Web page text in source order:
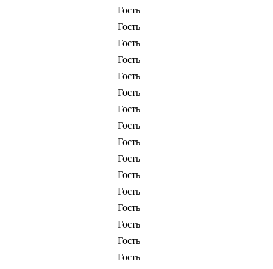
Гость
Гость
Гость
Гость
Гость
Гость
Гость
Гость
Гость
Гость
Гость
Гость
Гость
Гость
Гость
Гость